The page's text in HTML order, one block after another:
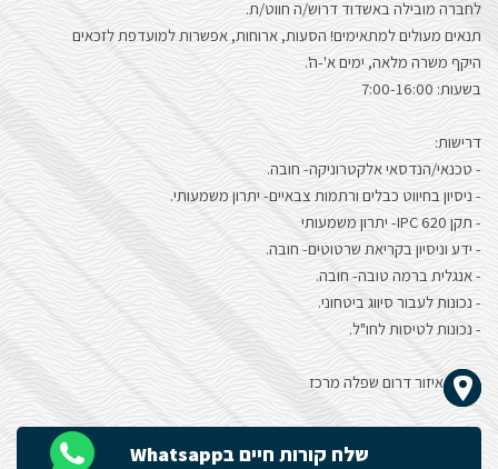
הָאֲתָר.
לחברה מובילה באשדוד דרוש/ה חווט/ת.
תנאים מעולים למתאימים! הסעות, ארוחות, אפשרות למועדפת לזכאים
​​​היקף משרה מלאה, ימים א'-ה'.
בשעות: 7:00-16:00
דרישות:
- טכנאי/הנדסאי אלקטרוניקה- חובה.
- ניסיון בחיווט כבלים ורתמות צבאיים- יתרון משמעותי.
- תקן IPC 620- יתרון משמעותי
- ידע וניסיון בקריאת שרטוטים- חובה.
- אנגלית ברמה טובה- חובה.
- נכונות לעבור סיווג ביטחוני.
- נכונות לטיסות לחו"ל.
איזור דרום שפלה מרכז
שלח קורות חיים בWhatsapp